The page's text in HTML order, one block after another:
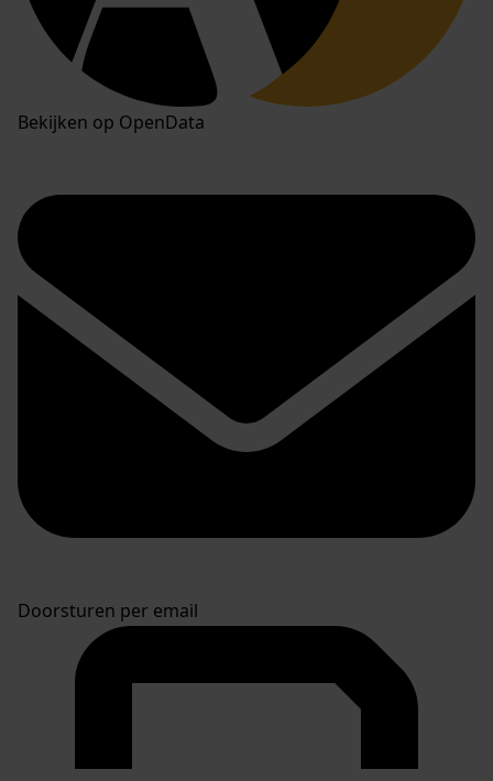
Bekijken op OpenData
Doorsturen per email